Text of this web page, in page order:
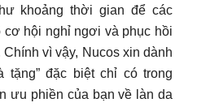
khoảng thời gian để các
cơ hội nghỉ ngơi và phục hồi
vì vậy, Nucos xin dành
tặng” đặc biệt chỉ có trong
ưu phiền của bạn về làn da